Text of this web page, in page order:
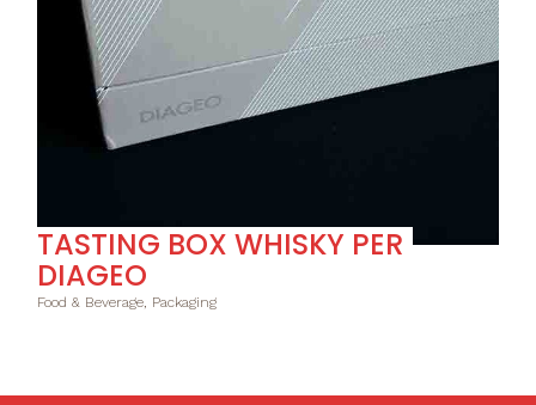
TASTING BOX WHISKY PER
DIAGEO
Food & Beverage, Packaging